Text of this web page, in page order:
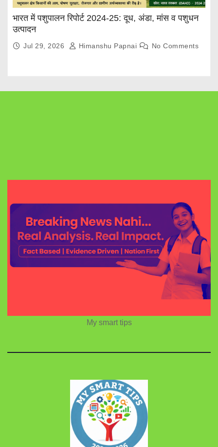
भारत में पशुपालन रिपोर्ट 2024-25: दूध, अंडा, मांस व पशुधन
उत्पादन
Jul 29, 2026 Himanshu Papnai No Comments
My smart tips